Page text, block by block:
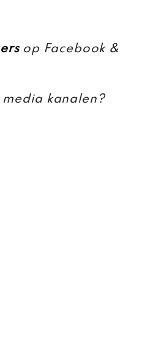
op Facebook &
kanalen?